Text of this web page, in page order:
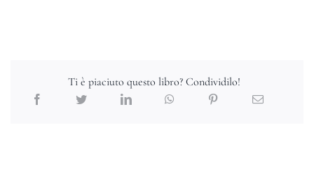
Ti è piaciuto questo libro? Condividilo!